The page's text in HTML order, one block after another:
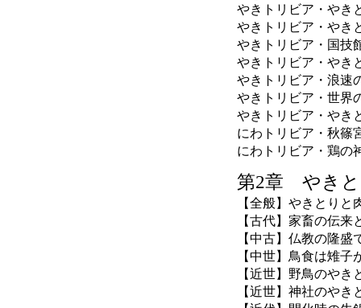
やきトリビア・やき
やきトリビア・やき
やきトリビア・国技
やきトリビア・やき
やきトリビア・浪速
やきトリビア・世界
やきトリビア・やき
にわトリビア・秋篠
にわトリビア・鶏の
第2章 やきと
【全般】やきとりと
【古代】家畜の伝来
【中古】仏教の隆盛
【中世】鳥食は雉
【近世】野鳥のや
【近世】神社のや